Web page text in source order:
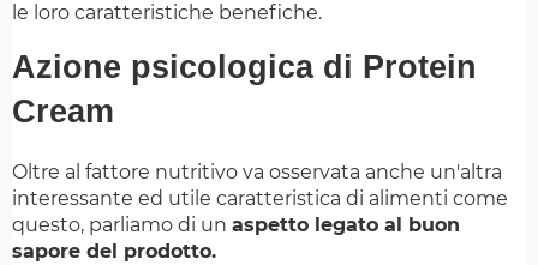
le loro caratteristiche benefiche.
Azione psicologica di Protein
Cream
Oltre al fattore nutritivo va osservata anche un'altra
interessante ed utile caratteristica di alimenti come
questo, parliamo di un aspetto legato al buon
sapore del prodotto.